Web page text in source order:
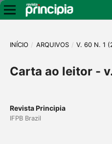
INÍCIO / ARQUIVOS / V. 60 N. 1
Carta ao leitor -
Revista Principia
IFPB Brazil